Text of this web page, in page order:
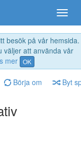
besök på vår hemsida.
väljer att använda vår
mer OK
Börja om Byt